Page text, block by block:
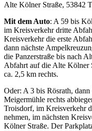
Alte Kölner Straße, 53842
Mit dem Auto: A 59 bis
im Kreisverkehr dritte
Kreisverkehr die erste
dann nächste
die Panzerstraße bis nach
Abfahrt auf die Alte Kölner
ca. 2,5 km rechts.
Oder: A 3 bis Rösrath,
Meigermühle rechts
Troisdorf, im Kreisverkehr
nehmen, im nächsten
Kölner Straße. Der